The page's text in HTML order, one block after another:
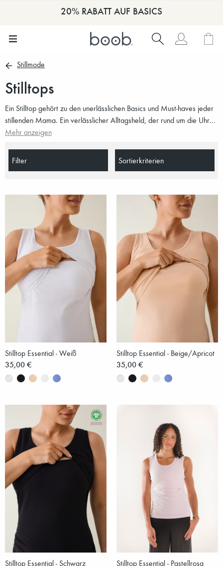
20% RABATT AUF BASICS
Stillmode
Stilltops
Ein Stilltop gehört zu den unerlässlichen Basics und Must-haves jeder
stillenden Mama. Ein verlässlicher Alltagsheld, der rund um die Uhr
das Stillen erleichtert. Lässt sich perfekt unter einem Hemd oder
Stilltops, die den Alltag und jeden Anlass schöner und einfacher
Mehr anzeigen
Filter Sortierkriterien
Stilltop Essential - Weiß
35,00 €
Stilltop Essential - Beige/Apricot
35,00 €
Stilltop Essential - Schwarz Stilltop Essential - Pastellrosa